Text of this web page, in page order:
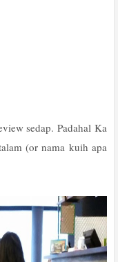
sedap. Padahal Ka
(or nama kuih apa